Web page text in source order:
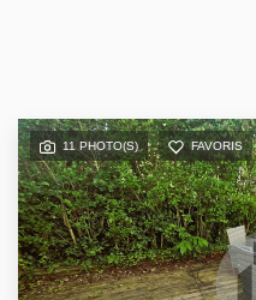
11 PHOTO(S) FAVORIS